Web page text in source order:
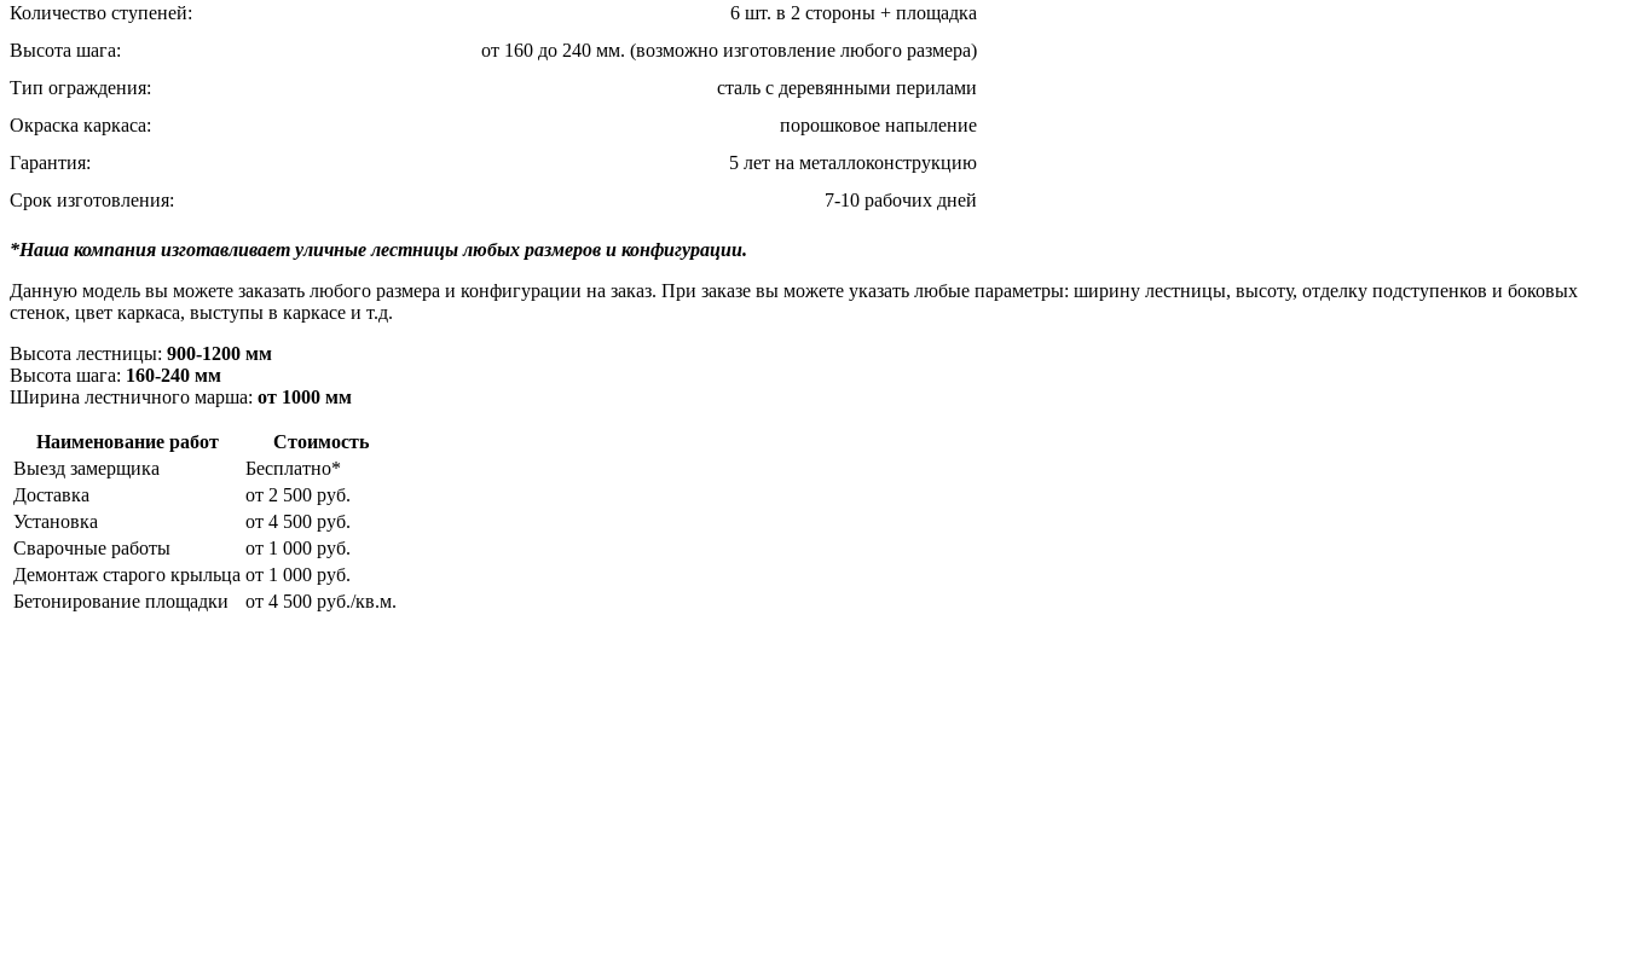
Количество ступеней:
6 шт. в 2 стороны + площадка
Высота шага:
от 160 до 240 мм. (возможно изготовление любого размера)
Тип ограждения:
сталь с деревянными перилами
Окраска каркаса:
порошковое напыление
Гарантия:
5 лет на металлоконструкцию
Срок изготовления:
7-10 рабочих дней
*Наша компания изготавливает уличные лестницы любых размеров и конфигурации.
Данную модель вы можете заказать любого размера и конфигурации на заказ. При заказе вы можете указать любые параметры: ширину лестницы, высоту, отделку подступенков и боковых
стенок, цвет каркаса, выступы в каркасе и т.д.
Высота лестницы: 900-1200 мм
Высота шага: 160-240 мм
Ширина лестничного марша: от 1000 мм
Наименование работ
Стоимость
Выезд замерщика
Бесплатно*
Доставка
от 2 500 руб.
Установка
от 4 500 руб.
Сварочные работы
от 1 000 руб.
Демонтаж старого крыльца от 1 000 руб.
Бетонирование площадки
от 4 500 руб./кв.м.